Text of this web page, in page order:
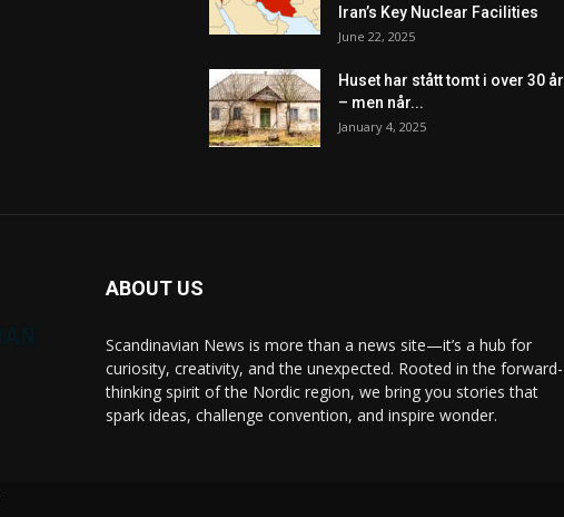
Iran’s Key Nuclear Facilities
June 22, 2025
Huset har stått tomt i over 30 år
– men når...
January 4, 2025
ABOUT US
Scandinavian News is more than a news site—it’s a hub for
curiosity, creativity, and the unexpected. Rooted in the forward-
thinking spirit of the Nordic region, we bring you stories that
spark ideas, challenge convention, and inspire wonder.